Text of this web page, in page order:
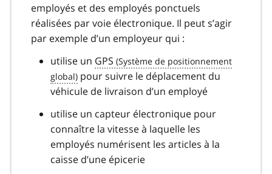
employés et des employés ponctuels
réalisées par voie électronique. Il peut s’agir
par exemple d’un employeur qui :
utilise un GPS
pour suivre le déplacement du
véhicule de livraison d’un employé
utilise un capteur électronique pour
connaître la vitesse à laquelle les
employés numérisent les articles à la
caisse d’une épicerie